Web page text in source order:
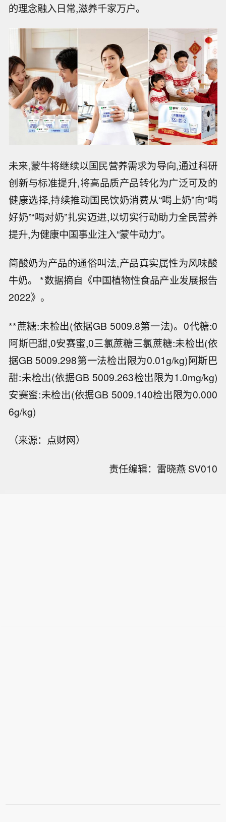
的理念融入日常,滋养千家万户。
未来,蒙牛将继续以国民营养需求为导向,通过科研
创新与标准提升,将高品质产品转化为广泛可及的
健康选择,持续推动国民饮奶消费从“喝上奶”向“喝
好奶”“喝对奶”扎实迈进,以切实行动助力全民营养
提升,为健康中国事业注入“蒙牛动力”。
简酸奶为产品的通俗叫法,产品真实属性为风味酸
牛奶。 *数据摘自《中国植物性食品产业发展报告
2022》。
**蔗糖:未检出(依据GB 5009.8第一法)。0代糖:0
阿斯巴甜,0安赛蜜,0三氯蔗糖三氯蔗糖:未检出(依
据GB 5009.298第一法检出限为0.01g/kg)阿斯巴
甜:未检出(依据GB 5009.263检出限为1.0mg/kg)
安赛蜜:未检出(依据GB 5009.140检出限为0.000
6g/kg)
（来源：点财网）
责任编辑：雷晓燕 SV010